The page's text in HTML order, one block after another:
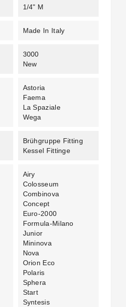
1/4" M
Made In Italy
3000
New
Astoria
Faema
La Spaziale
Wega
Brühgruppe Fitting
Kessel Fittinge
Airy
Colosseum
Combinova
Concept
Euro-2000
Formula-Milano
Junior
Mininova
Nova
Orion Eco
Polaris
Sphera
Start
Syntesis